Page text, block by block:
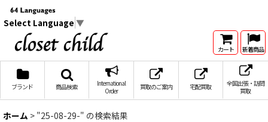
Select Language ▼
カート 新着商品
ブランド 商品検索
International
Order
買取のご案内 宅配買取
全国出張・訪問
買取
ホーム > "25-08-29-" の検索結果